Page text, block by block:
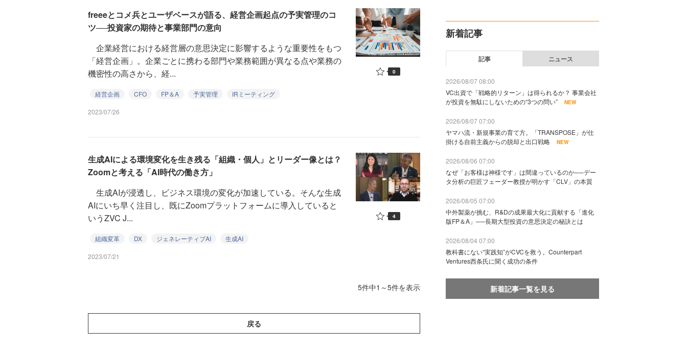
freeeとコメ兵とユーザベースが語る、経営企画起点の予実管理のコ
ツ──投資家の期待と事業部門の意向
企業経営における経営層の意思決定に影響するような重要性をもつ
「経営企画」。企業ごとに携わる部門や業務範囲が異なる点や業務の
機密性の高さから、経...
経営企画 CFO FP＆A 予実管理 IRミーティング
2023/07/26
0
生成AIによる環境変化を生き残る「組織・個人」とリーダー像とは？
Zoomと考える「AI時代の働き方」
生成AIが浸透し、ビジネス環境の変化が加速している。そんな生成
AIにいち早く注目し、既にZoomプラットフォームに導入していると
いうZVC J...
組織変革 DX ジェネレーティブAI 生成AI
2023/07/21
4
5件中1～5件を表示
戻る
新着記事
記事 ニュース
2026/08/07 08:00
VC出資で「戦略的リターン」は得られるか？ 事業会社
が投資を無駄にしないための“3つの問い”
NEW
2026/08/07 07:00
ヤマハ流・新規事業の育て方。「TRANSPOSE」が仕
掛ける自前主義からの脱却と出口戦略
NEW
2026/08/06 07:00
なぜ「お客様は神様です」は間違っているのか──デー
タ分析の巨匠フェーダー教授が明かす「CLV」の本質
2026/08/05 07:00
中外製薬が挑む、R&Dの成果最大化に貢献する「進化
版FP＆A」──長期大型投資の意思決定の秘訣とは
2026/08/04 07:00
教科書にない“実践知”がCVCを救う。Counterpart
Ventures西条氏に聞く成功の条件
新着記事一覧を見る